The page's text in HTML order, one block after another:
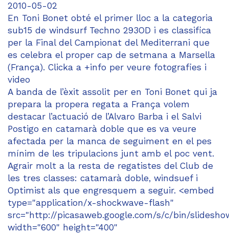
2010-05-02
En Toni Bonet obté el primer lloc a la categoria
sub15 de windsurf Techno 293OD i es classifica
per la Final del Campionat del Mediterrani que
es celebra el proper cap de setmana a Marsella
(França). Clicka a +info per veure fotografies i
video
A banda de l’èxit assolit per en Toni Bonet qui ja
prepara la propera regata a França volem
destacar l’actuació de l’Alvaro Barba i el Salvi
Postigo en catamarà doble que es va veure
afectada per la manca de seguiment en el pes
mínim de les tripulacions junt amb el poc vent.
Agrair molt a la resta de regatistes del Club de
les tres classes: catamarà doble, windsuef i
Optimist als que engresquem a seguir. <embed
type="application/x-shockwave-flash"
src="http://picasaweb.google.com/s/c/bin/
width="600" height="400"